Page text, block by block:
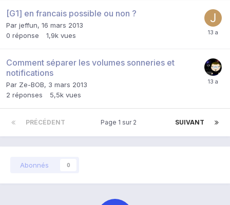
[G1] en francais possible ou non ?
Par jeffun, 16 mars 2013
0 réponse 1,9k vues
Comment séparer les volumes sonneries et
notifications
Par Ze-BOB, 3 mars 2013
2 réponses 5,5k vues
PRÉCÉDENT SUIVANT
Page 1 sur 2
Abonnés 0